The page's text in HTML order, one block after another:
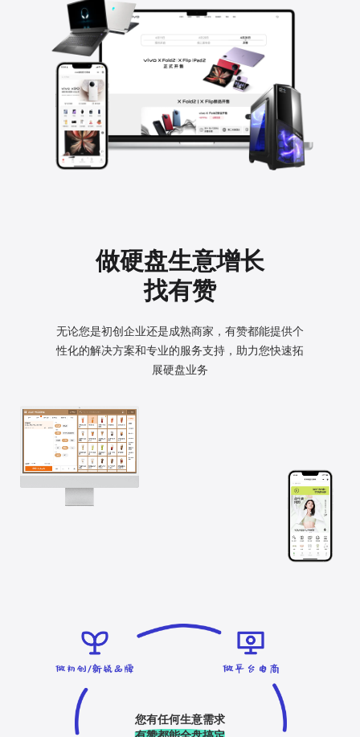
做硬盘生意增长
找有赞
无论您是初创企业还是成熟商家，有赞都能提供个
性化的解决方案和专业的服务支持，助力您快速拓
展硬盘业务
您有任何生意需求